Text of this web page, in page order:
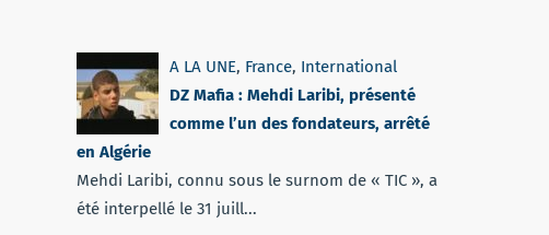
A LA UNE, France, International
DZ Mafia : Mehdi Laribi, présenté
comme l’un des fondateurs, arrêté
en Algérie
Mehdi Laribi, connu sous le surnom de « TIC », a
été interpellé le 31 juill...